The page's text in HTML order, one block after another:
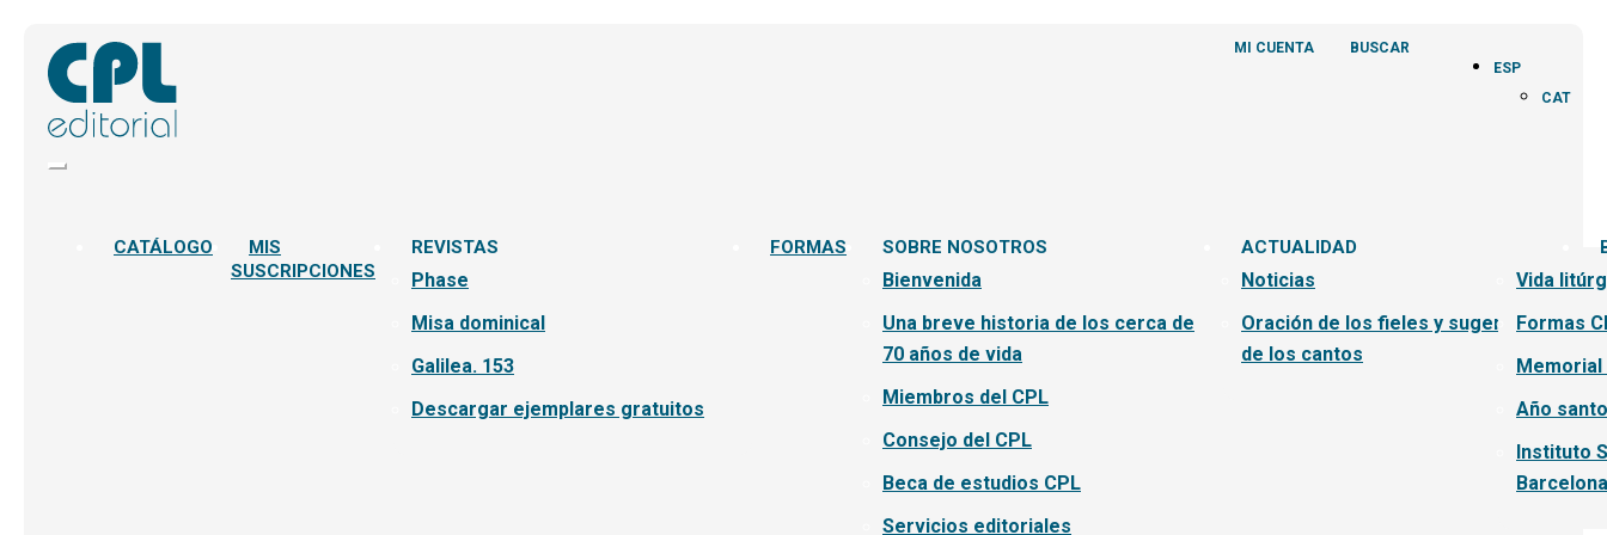
MI CUENTA
BUSCAR
ESP
CAT
CATÁLOGO
MIS
SUSCRIPCIONES
REVISTAS
Phase
Misa dominical
Galilea. 153
Descargar ejemplares gratuitos
FORMAS SOBRE NOSOTROS
Bienvenida
Una breve historia de los cerca de
70 años de vida
Miembros del CPL
Consejo del CPL
Beca de estudios CPL
Servicios editoriales
ACTUALIDAD
Noticias
Oración de los fieles y sugerencias
de los cantos
Vida
Formas
Memorial
Año
Instituto
Barcelona